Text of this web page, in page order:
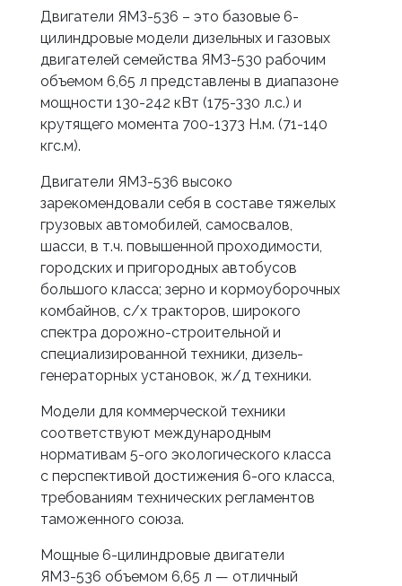
Двигатели ЯМЗ-536 – это базовые 6-
цилиндровые модели дизельных и газовых
двигателей семейства ЯМЗ-530 рабочим
объемом 6,65 л представлены в диапазоне
мощности 130-242 кВт (175-330 л.с.) и
крутящего момента 700-1373 Н.м. (71-140
кгс.м).
Двигатели ЯМЗ-536 высоко
зарекомендовали себя в составе тяжелых
грузовых автомобилей, самосвалов,
шасси, в т.ч. повышенной проходимости,
городских и пригородных автобусов
большого класса; зерно и кормоуборочных
комбайнов, с/х тракторов, широкого
спектра дорожно-строительной и
специализированной техники, дизель-
генераторных установок, ж/д техники.
Модели для коммерческой техники
соответствуют международным
нормативам 5-ого экологического класса
с перспективой достижения 6-ого класса,
требованиям технических регламентов
таможенного союза.
Мощные 6-цилиндровые двигатели
ЯМЗ-536 объемом 6,65 л — отличный